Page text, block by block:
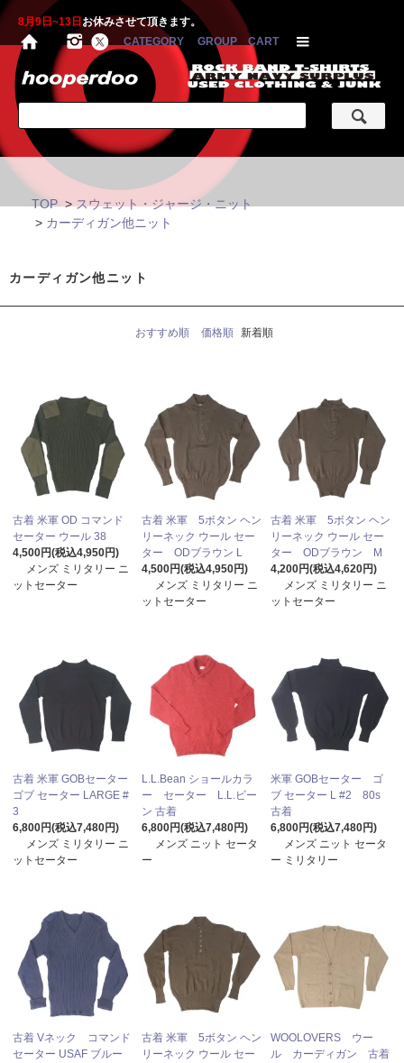
8月9日~13日 お休みさせて頂きます。
CATEGORY
GROUP CART
TOP >スウェット・ジャージ・ニット
> カーディガン他ニット
カーディガン他ニット
おすすめ順 価格順 新着順
古着 米軍 OD コマンド
セーター ウール 38
4,500円(税込4,950円)
メンズ ミリタリー ニ
ットセーター
古着 米軍 5ボタン ヘン
リーネック ウール セー
ター ODブラウン L
4,500円(税込4,950円)
メンズ ミリタリー ニ
ットセーター
古着 米軍 5ボタン ヘン
リーネック ウール セー
ター ODブラウン M
4,200円(税込4,620円)
メンズ ミリタリー ニ
ットセーター
古着 米軍 GOBセーター
ゴブ セーター LARGE #
3
6,800円(税込7,480円)
メンズ ミリタリー ニ
ットセーター
L.L.Bean ショールカラ
ー セーター L.L.ビー
ン 古着
6,800円(税込7,480円)
メンズ ニット セータ
ー
米軍 GOBセーター ゴ
ブ セーター L #2 80s
古着
6,800円(税込7,480円)
メンズ ニット セータ
ー ミリタリー
古着 Vネック コマンド
セーター USAF ブルー
古着 米軍 5ボタン ヘン
リーネック ウール セー
WOOLOVERS ウー
ル カーディガン 古着